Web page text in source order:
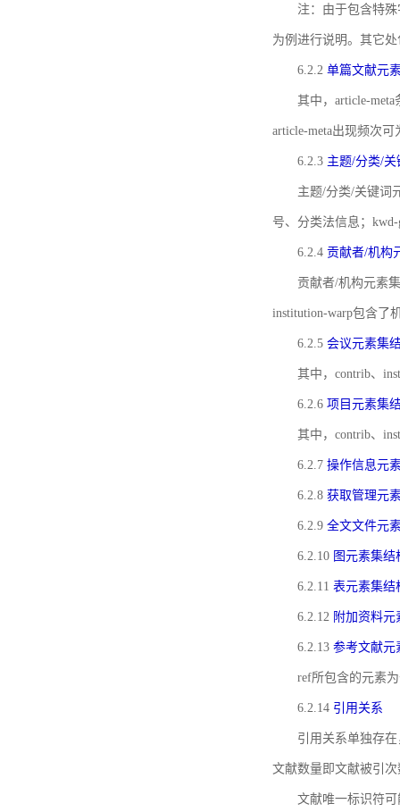
注：由于包含特殊
为例进行说明。其它
6.2.2 单篇文献元
其中，article-
article-meta出现频次可
6.2.3 主题/分类/
主题/分类/关键词
号、分类法信息；
6.2.4 贡献者/机构
贡献者/机构元素
institution-warp包含了
6.2.5 会议元素集
其中，contrib、
6.2.6 项目元素集
其中，contrib、
6.2.7 操作信息元
6.2.8 获取管理元
6.2.9 全文文件元
6.2.10 图元素集结
6.2.11 表元素集结
6.2.12 附加资料元
6.2.13 参考文献元
ref所包含的元素
6.2.14 引用关系
引用关系单独存
文献数量即文献被引
文献唯一标识符